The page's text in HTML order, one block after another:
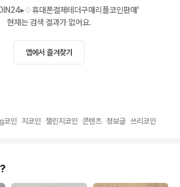
휴대폰결제테더구매리플코인판매'
현재는 검색 결과가 없어요.
앱에서 즐겨찾기
g코인 지코인 챌린지코인 콘텐츠 정보글 쓰리코인